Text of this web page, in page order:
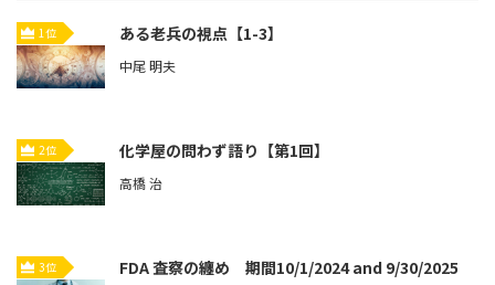
1位 ある老兵の視点【1-3】
中尾 明夫
2位 化学屋の問わず語り【第1回】
高橋 治
3位 FDA 査察の纏め 期間10/1/2024 and 9/30/2025